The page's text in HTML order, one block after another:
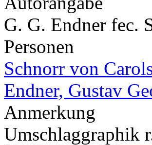
G. G. Endner fec.
Personen
Schnorr von
Endner, Gustav
Anmerkung
Umschlaggraphik